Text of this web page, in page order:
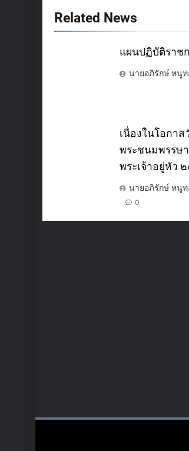
Related News
แผนปฏิบัติราช
นายอภิรักษ์ หนูท
เนื่องในโอกาส
พระชนมพรรษ
พระเจ้าอยู่หัว
นายอภิรักษ์ หนูท
0